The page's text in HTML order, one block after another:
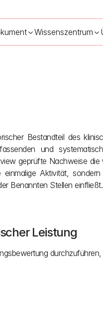
Wissenszentrum
Bestandteil des
und
geprüfte Nachweise die
Aktivität, sondern
Benannten Stellen einfließt.
Leistung